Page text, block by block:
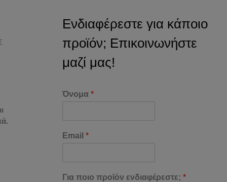
Ενδιαφέρεστε για κάποιο
προϊόν; Επικοινωνήστε
μαζί μας!
Όνομα *
Email *
Για ποιο προϊόν ενδιαφέρεστε; *